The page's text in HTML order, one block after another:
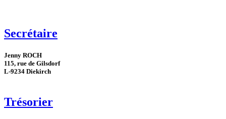
Secrétaire
Jenny ROCH
115, rue de Gilsdorf
L-9234 Diekirch
Trésorier